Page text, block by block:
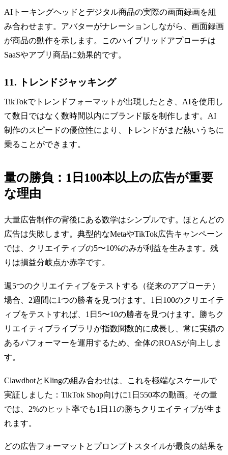
AIトーキングヘッドとデジタル商品の実際の画面録画を組
み合わせます。アバターがナレーションしながら、画面録画
が商品の動作を示します。このハイブリッドアプローチは
SaaSやアプリ商品に効果的です。
11. トレンドジャッキング
TikTokでトレンドフォーマットが出現したとき、AIを使用し
て数日ではなく数時間以内にブランド版を制作します。AI
制作のスピードの優位性により、トレンドがまだ熱いうちに
乗ることができます。
量の勝負：1日100本以上の広告が重要
な理由
大量広告制作の背後にある数学はシンプルです。ほとんどの
広告は失敗します。典型的なMetaやTikTok広告キャンペーン
では、クリエイティブの5〜10%のみが利益を生みます。残
りは損益分岐点か赤字です。
週5つのクリエイティブをテストする（従来のアプローチ）
場合、2週間に1つの勝者を見つけます。1日100のクリエイテ
ィブをテストすれば、1日5〜10の勝者を見つけます。勝ちク
リエイティブライブラリが指数関数的に成長し、常に実績の
あるパフォーマーを運用するため、全体のROASが向上しま
す。
ClawdbotとKlingの組み合わせは、これを極端なスケールで
実証しました：TikTok Shop向けに1日550本の動画。その量
では、2%のヒット率でも1日11の勝ちクリエイティブが生ま
れます。
どの広告フォーマットとプロンプトスタイルが最良の結果を